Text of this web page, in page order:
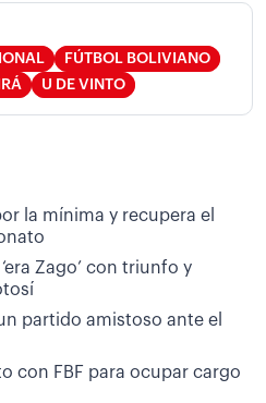
FÚTBOL BOLIVIANO
U DE VINTO
la mínima y recupera el
Zago’ con triunfo y
partido amistoso ante el
con FBF para ocupar cargo